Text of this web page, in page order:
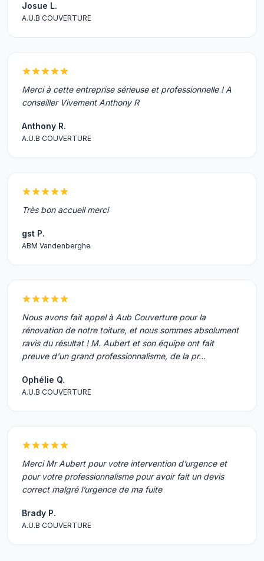
Josue L.
A.U.B COUVERTURE
Merci à cette entreprise sérieuse et professionnelle ! A
conseiller Vivement Anthony R
Anthony R.
A.U.B COUVERTURE
Très bon accueil merci
gst P.
ABM Vandenberghe
Nous avons fait appel à Aub Couverture pour la
rénovation de notre toiture, et nous sommes absolument
ravis du résultat ! M. Aubert et son équipe ont fait
preuve d'un grand professionnalisme, de la pr…
Ophélie Q.
A.U.B COUVERTURE
Merci Mr Aubert pour votre intervention d’urgence et
pour votre professionnalisme pour avoir fait un devis
correct malgré l’urgence de ma fuite
Brady P.
A.U.B COUVERTURE